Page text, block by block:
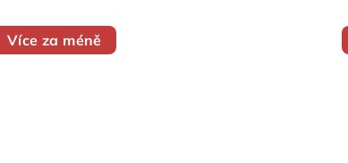
Více za méně